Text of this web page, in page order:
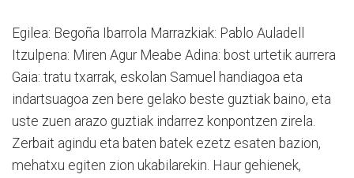
Egilea: Begoña Ibarrola Marrazkiak: Pablo Auladell
Itzulpena: Miren Agur Meabe Adina: bost urtetik aurrera
Gaia: tratu txarrak, eskolan Samuel handiagoa eta
indartsuagoa zen bere gelako beste guztiak baino, eta
uste zuen arazo guztiak indarrez konpontzen zirela.
Zerbait agindu eta baten batek ezetz esaten bazion,
mehatxu egiten zion ukabilarekin. Haur gehienek,